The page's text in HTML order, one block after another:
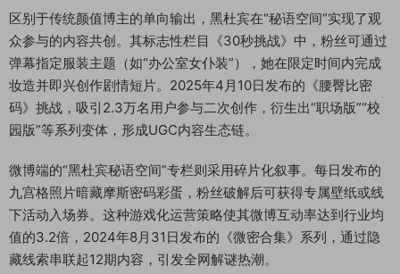
区别于传统颜值博主的单向输出，黑杜宾在“秘语空间”实现了观
众参与的内容共创。其标志性栏目《30秒挑战》中，粉丝可通过
弹幕指定服装主题（如“办公室女仆装”），她在限定时间内完成
妆造并即兴创作剧情短片。2025年4月10日发布的《腰臀比密
码》挑战，吸引2.3万名用户参与二次创作，衍生出“职场版”“校
园版”等系列变体，形成UGC内容生态链。
微博端的“黑杜宾秘语空间”专栏则采用碎片化叙事。每日发布的
九宫格照片暗藏摩斯密码彩蛋，粉丝破解后可获得专属壁纸或线
下活动入场券。这种游戏化运营策略使其微博互动率达到行业均
值的3.2倍，2024年8月31日发布的《微密合集》系列，通过隐
藏线索串联起12期内容，引发全网解谜热潮。